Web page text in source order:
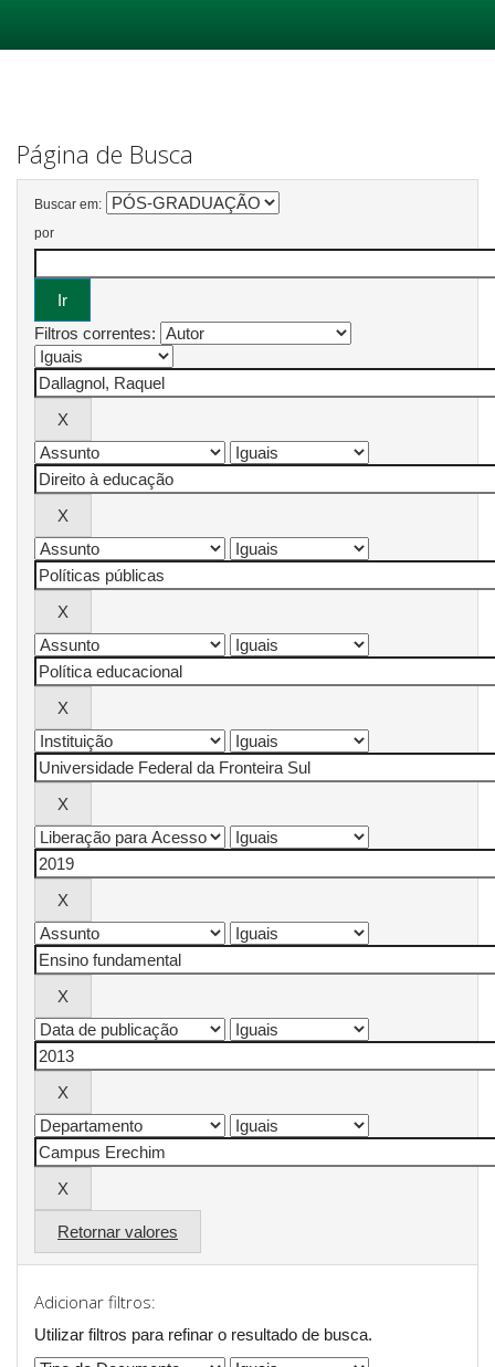
Página de Busca
Buscar em:
por
Filtros correntes:
Retornar valores
Adicionar filtros:
Utilizar filtros para refinar o resultado de busca.